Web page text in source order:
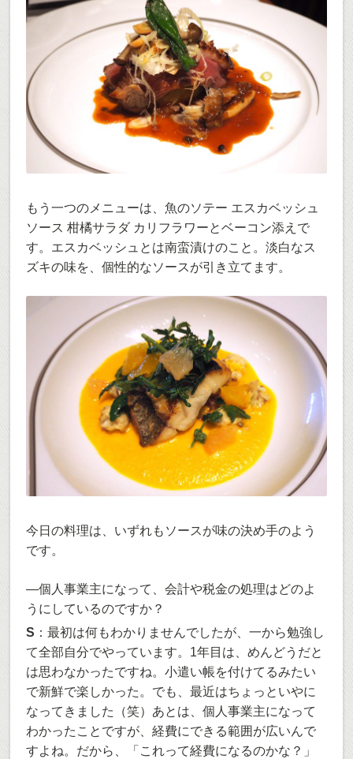
もう一つのメニューは、魚のソテー エスカベッシュ
ソース 柑橘サラダ カリフラワーとベーコン添えで
す。エスカベッシュとは南蛮漬けのこと。淡白なス
ズキの味を、個性的なソースが引き立てます。
今日の料理は、いずれもソースが味の決め手のよう
です。
―個人事業主になって、会計や税金の処理はどのよ
うにしているのですか？
S ：最初は何もわかりませんでしたが、一から勉強し
て全部自分でやっています。1年目は、めんどうだと
は思わなかったですね。小遣い帳を付けてるみたい
で新鮮で楽しかった。でも、最近はちょっといやに
なってきました（笑）あとは、個人事業主になって
わかったことですが、経費にできる範囲が広いんで
すよね。だから、「これって経費になるのかな？」